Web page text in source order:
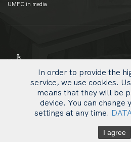
UMFC in media
In order to provide the
service, we use cookies.
means that they will be
device. You can change
settings at any time.
I agree